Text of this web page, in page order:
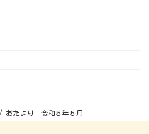
おたより 令和５年５月